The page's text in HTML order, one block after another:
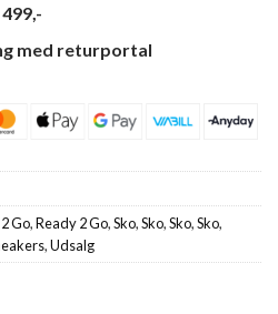
med returportal
Go,Ready 2 Go,Sko,Sko,Sko,Sko,
,Udsalg